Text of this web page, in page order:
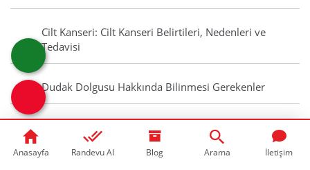
Cilt Kanseri: Cilt Kanseri Belirtileri, Nedenleri ve
Tedavisi
Dudak Dolgusu Hakkında Bilinmesi Gerekenler
Normal Doğum Nedir? Doğumun Başladığını
Gösteren Belirtiler Nelerdir?
Anasayfa Randevu Al Blog Arama İletişim